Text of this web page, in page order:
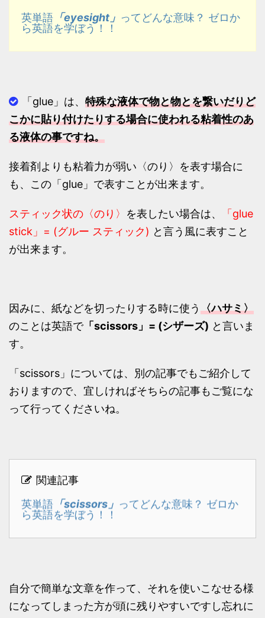
英単語 「eyesight」
ってどんな意味？ ゼロか
ら英語を学ぼう！！
「glue」は、 特殊な液体で物と物とを繋いだりど
こかに貼り付けたりする場合に使われる粘着性のあ
る液体の事ですね。
接着剤よりも粘着力が弱い〈のり〉を表す場合に
も、この「glue」で表すことが出来ます。
スティック状の〈のり〉 を表したい場合は、
「glue
stick」= (グルー スティック) と言う風に表すこと
が出来ます。
因みに、紙などを切ったりする時に使う〈ハサミ〉
のことは英語で「scissors」= (シザーズ) と言いま
す。
「scissors」については、別の記事でもご紹介して
おりますので、宜しければそちらの記事もご覧にな
って行ってくださいね。
関連記事
英単語 「scissors」 ってどんな意味？ ゼロか
ら英語を学ぼう！！
自分で簡単な文章を作って、それを使いこなせる様
になってしまった方が頭に残りやすいですし忘れに